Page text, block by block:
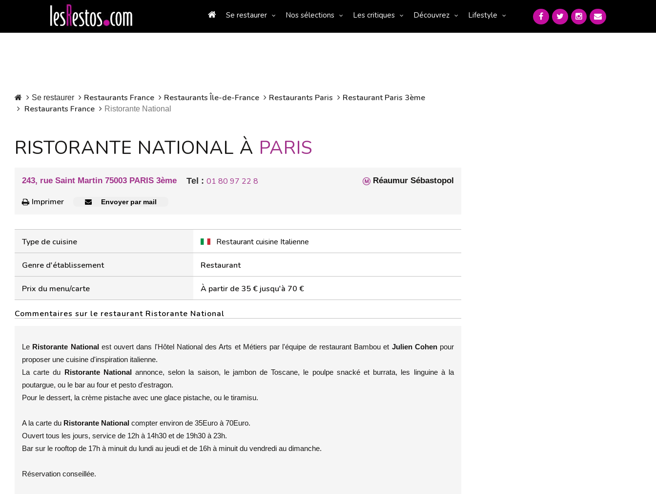
Se restaurer Nos sélections Les critiques Découvrez Lifestyle
Se restaurer Restaurants France Restaurants Île-de-France Restaurants Paris
Restaurant Paris 3ème
Restaurants France
Ristorante National
RISTORANTE NATIONAL À PARIS
243, rue Saint Martin 75003 PARIS 3ème Réaumur Sébastopol
Tel : 01 80 97 22 8
Imprimer
Envoyer par mail
Type de cuisine Restaurant cuisine Italienne
Genre d'établissement Restaurant
Prix du menu/carte À partir de 35 € jusqu'à 70 €
Commentaires sur le restaurant Ristorante National
Le Ristorante National est ouvert dans l'Hôtel National des Arts et Métiers par l'équipe de restaurant Bambou et Julien Cohenpour
proposer une cuisine d'inspiration italienne.
La carte du Ristorante National annonce, selon la saison, le jambon de Toscane, le poulpe snacké et burrata, les linguine à la
poutargue, ou le bar au four et pesto d'estragon.
Pour le dessert, la crème pistache avec une glace pistache, ou le tiramisu.
A la carte du Ristorante National compter environ de 35Euro à 70Euro.
Ouvert tous les jours, service de 12h à 14h30 et de 19h30 à 23h.
Bar sur le rooftop de 17h à minuit du lundi au jeudi et de 16h à minuit du vendredi au dimanche.
Réservation conseillée.